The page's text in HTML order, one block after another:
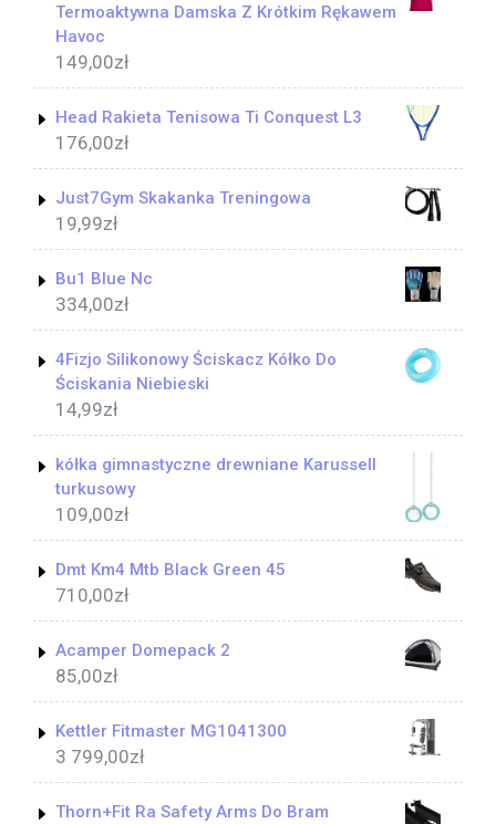
Termoaktywna Damska Z Krótkim Rękawem
Havoc
149,00zł
Head Rakieta Tenisowa Ti Conquest L3
176,00zł
Just7Gym Skakanka Treningowa
19,99zł
Bu1 Blue Nc
334,00zł
4Fizjo Silikonowy Ściskacz Kółko Do
Ściskania Niebieski
14,99zł
kółka gimnastyczne drewniane Karussell
turkusowy
109,00zł
Dmt Km4 Mtb Black Green 45
710,00zł
Acamper Domepack 2
85,00zł
Kettler Fitmaster MG1041300
3 799,00zł
Thorn+Fit Ra Safety Arms Do Bram